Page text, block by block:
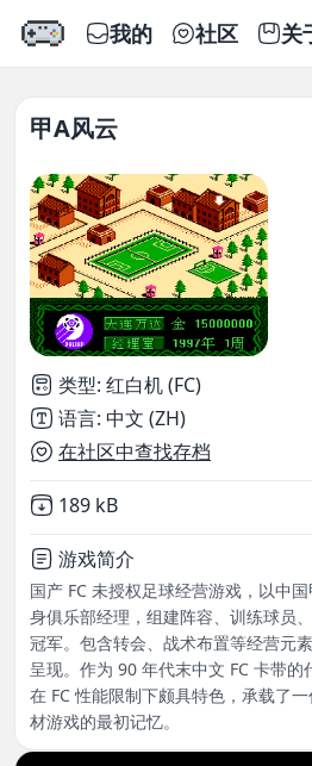
我的 社区 关
甲A风云
类型: 红白机 (FC)
语言: 中文 (ZH)
在社区中查找存档
Not downloaded
189 kB
游戏简介
国产 FC 未授权足球经营游戏，以中
身俱乐部经理，组建阵容、训练球员
冠军。包含转会、战术布置等经营元
呈现。作为 90 年代末中文 FC 卡带
在 FC 性能限制下颇具特色，承载了
材游戏的最初记忆。